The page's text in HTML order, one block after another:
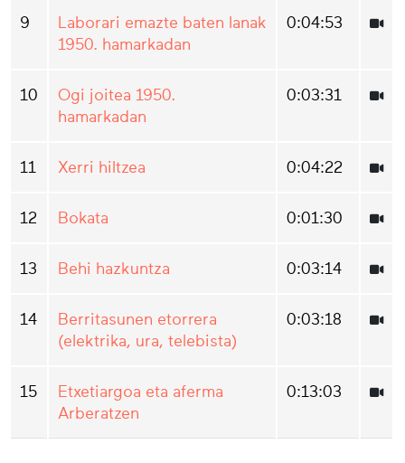
9
Laborari emazte baten lanak
1950. hamarkadan
0:04:53
10
Ogi joitea 1950.
hamarkadan
0:03:31
11 Xerri hiltzea 0:04:22
12 Bokata 0:01:30
13 Behi hazkuntza 0:03:14
14
Berritasunen etorrera
(elektrika, ura, telebista)
0:03:18
15
Etxetiargoa eta aferma
Arberatzen
0:13:03